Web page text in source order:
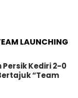
LAUNCHING
Kediri 2-0
“Team